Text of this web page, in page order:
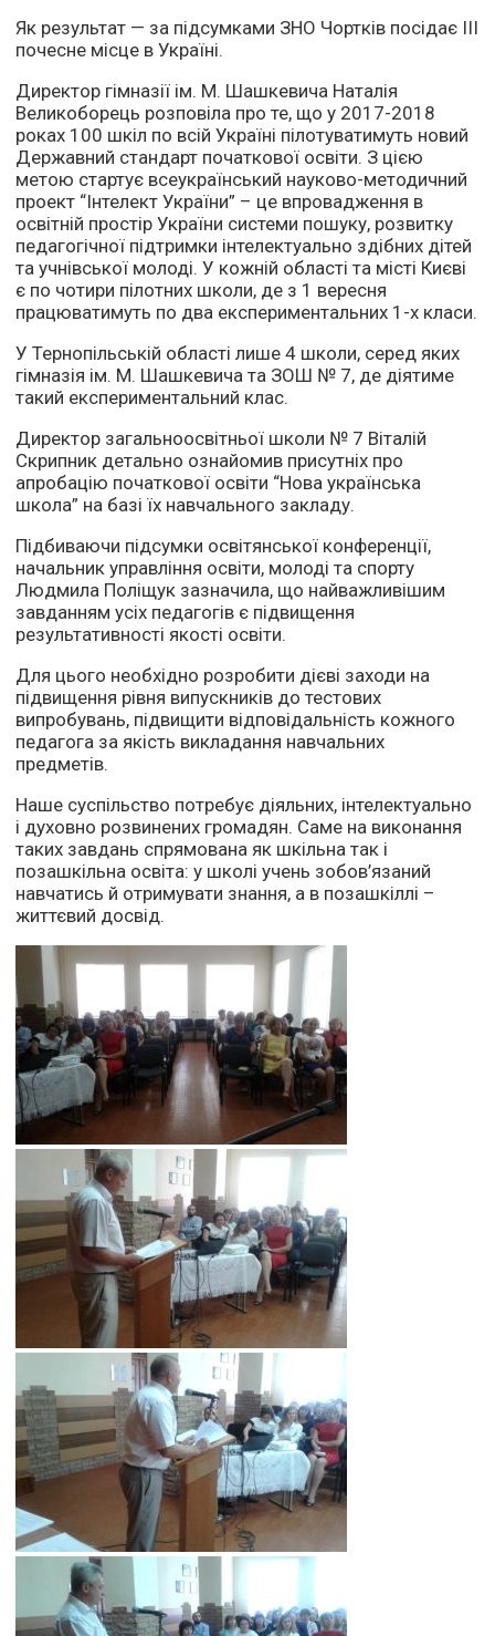
Як результат — за підсумками ЗНО Чортків посідає III
почесне місце в Україні.
Директор гімназії ім. М. Шашкевича Наталія
Великоборець розповіла про те, що у 2017-2018
роках 100 шкіл по всій Україні пілотуватимуть новий
Державний стандарт початкової освіти. З цією
метою стартує всеукраїнський науково-методичний
проект “Інтелект України” – це впровадження в
освітній простір України системи пошуку, розвитку
педагогічної підтримки інтелектуально здібних дітей
та учнівської молоді. У кожній області та місті Києві
є по чотири пілотних школи, де з 1 вересня
працюватимуть по два експериментальних 1-х класи.
У Тернопільській області лише 4 школи, серед яких
гімназія ім. М. Шашкевича та ЗОШ № 7, де діятиме
такий експериментальний клас.
Директор загальноосвітньої школи № 7 Віталій
Скрипник детально ознайомив присутніх про
апробацію початкової освіти “Нова українська
школа” на базі їх навчального закладу.
Підбиваючи підсумки освітянської конференції,
начальник управління освіти, молоді та спорту
Людмила Поліщук зазначила, що найважливішим
завданням усіх педагогів є підвищення
результативності якості освіти.
Для цього необхідно розробити дієві заходи на
підвищення рівня випускників до тестових
випробувань, підвищити відповідальність кожного
педагога за якість викладання навчальних
предметів.
Наше суспільство потребує діяльних, інтелектуально
і духовно розвинених громадян. Саме на виконання
таких завдань спрямована як шкільна так і
позашкільна освіта: у школі учень зобов’язаний
навчатись й отримувати знання, а в позашкіллі –
життєвий досвід.